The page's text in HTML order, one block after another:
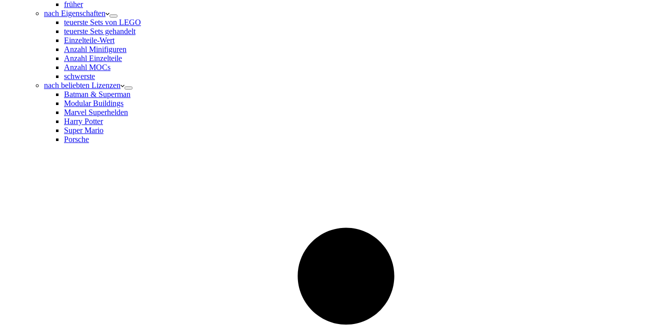
früher
nach Eigenschaften
teuerste Sets von LEGO
teuerste Sets gehandelt
Einzelteile-Wert
Anzahl Minifiguren
Anzahl Einzelteile
Anzahl MOCs
schwerste
nach beliebten Lizenzen
Batman & Superman
Modular Buildings
Marvel Superhelden
Harry Potter
Super Mario
Porsche